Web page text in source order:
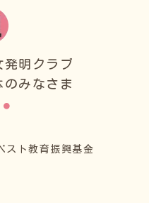
発明クラブ
のみなさま
ト教育振興基金